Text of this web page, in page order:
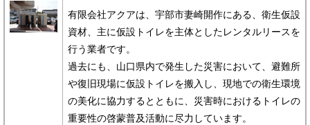
有限会社アクアは、宇部市妻崎開作にある、衛生仮設
資材、主に仮設トイレを主体としたレンタルリースを
行う業者です。
過去にも、山口県内で発生した災害において、避難所
や復旧現場に仮設トイレを搬入し、現地での衛生環境
の美化に協力するとともに、災害時におけるトイレの
重要性の啓蒙普及活動に尽力しています。